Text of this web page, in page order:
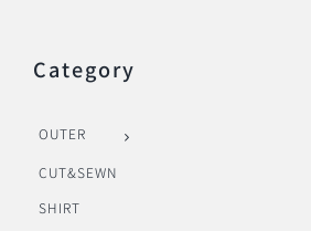
Category
OUTER
CUT&SEWN
SHIRT